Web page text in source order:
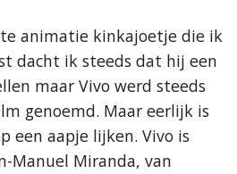
animatie kinkajoetje die ik
dacht ik steeds dat hij een
maar Vivo werd steeds
genoemd. Maar eerlijk is
een aapje lijken. Vivo is
Manuel Miranda, van